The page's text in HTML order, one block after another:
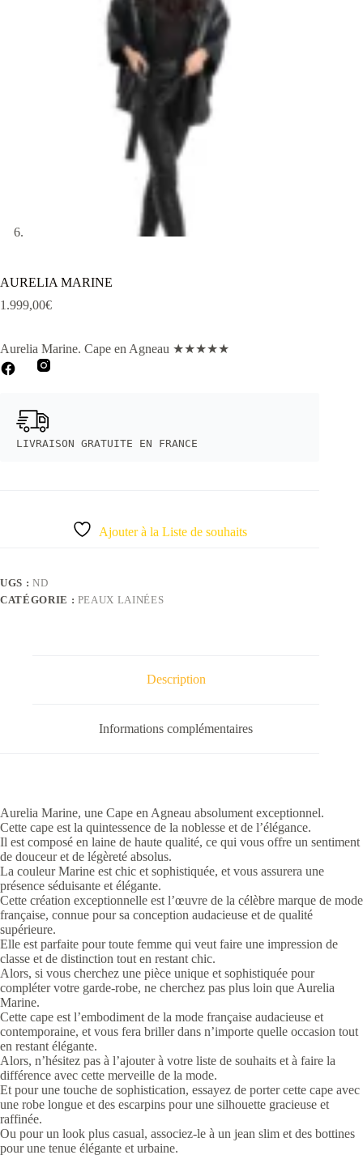
AURELIA MARINE
1.999,00€
Aurelia Marine. Cape en Agneau ★★★★★
LIVRAISON GRATUITE EN FRANCE
Ajouter à la Liste de souhaits
UGS : ND
CATÉGORIE : PEAUX LAINÉES
Description
Informations complémentaires
Aurelia Marine, une Cape en Agneau absolument exceptionnel.
Cette cape est la quintessence de la noblesse et de l’élégance.
Il est composé en laine de haute qualité, ce qui vous offre un sentiment
de douceur et de légèreté absolus.
La couleur Marine est chic et sophistiquée, et vous assurera une
présence séduisante et élégante.
Cette création exceptionnelle est l’œuvre de la célèbre marque de mode
française, connue pour sa conception audacieuse et de qualité
supérieure.
Elle est parfaite pour toute femme qui veut faire une impression de
classe et de distinction tout en restant chic.
Alors, si vous cherchez une pièce unique et sophistiquée pour
compléter votre garde-robe, ne cherchez pas plus loin que Aurelia
Marine.
Cette cape est l’embodiment de la mode française audacieuse et
contemporaine, et vous fera briller dans n’importe quelle occasion tout
en restant élégante.
Alors, n’hésitez pas à l’ajouter à votre liste de souhaits et à faire la
différence avec cette merveille de la mode.
Et pour une touche de sophistication, essayez de porter cette cape avec
une robe longue et des escarpins pour une silhouette gracieuse et
raffinée.
Ou pour un look plus casual, associez-le à un jean slim et des bottines
pour une tenue élégante et urbaine.